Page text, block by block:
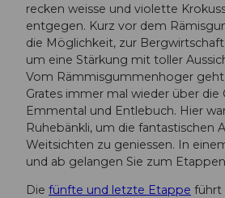
recken weisse und violette
entgegen. Kurz vor dem
die Möglichkeit, zur
um eine Stärkung mit toller
Vom Rämmisgummenhoger
Grates immer mal wieder über die
Emmental und Entlebuch. Hier
Ruhebänkli, um die fantastischen
Weitsichten zu geniessen. In
und ab gelangen Sie zum
Die fünfte und letzte Etappe führt